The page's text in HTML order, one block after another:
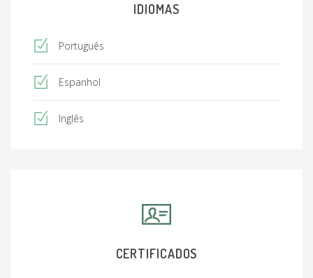
IDIOMAS
Português
Espanhol
Inglês
CERTIFICADOS